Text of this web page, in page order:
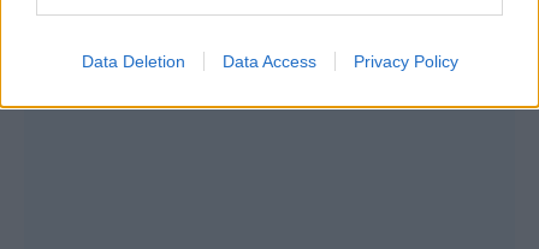
Data Deletion Data Access Privacy Policy